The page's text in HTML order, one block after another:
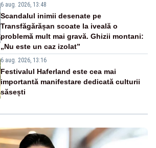
6 aug. 2026, 13:48
Scandalul inimii desenate pe
Transfăgărășan scoate la iveală o
problemă mult mai gravă. Ghizii montani:
„Nu este un caz izolat”
6 aug. 2026, 13:16
Festivalul Haferland este cea mai
importantă manifestare dedicată culturii
săsești